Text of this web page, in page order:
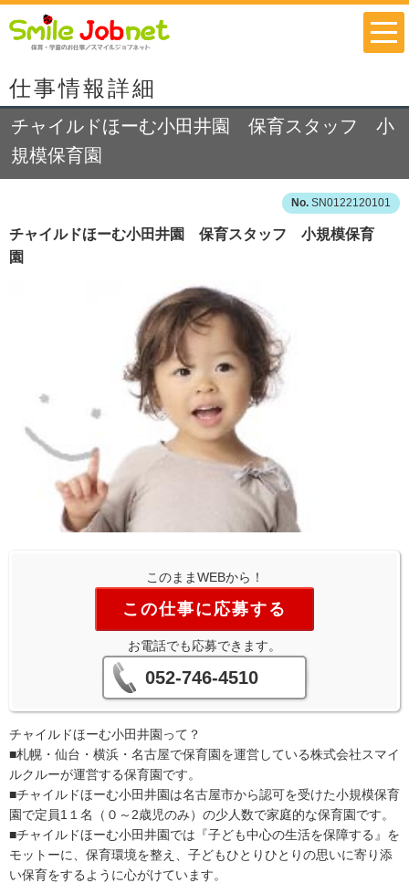
仕事情報詳細
チャイルドほーむ小田井園 保育スタッフ 小
規模保育園
SN0122120101
チャイルドほーむ小田井園 保育スタッフ 小規模保育
園
このままWEBから！
この仕事に応募する
お電話でも応募できます。
052-746-4510
チャイルドほーむ小田井園って？
■札幌・仙台・横浜・名古屋で保育園を運営している株式会社スマイ
ルクルーが運営する保育園です。
■チャイルドほーむ小田井園は名古屋市から認可を受けた小規模保育
園で定員1１名（０～2歳児のみ）の少人数で家庭的な保育園です。
■チャイルドほーむ小田井園では『子ども中心の生活を保障する』を
モットーに、保育環境を整え、子どもひとりひとりの思いに寄り添
い保育をするように心がけています。